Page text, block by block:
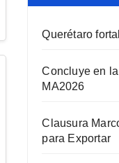
Querétaro
Concluye en
MA2026
Clausura
para Exportar